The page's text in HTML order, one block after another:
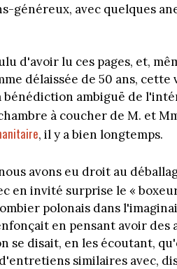
généreux, avec quelques
d'avoir lu ces pages, et,
délaissée de 50 ans,
ambiguë de
à coucher de M. et
, il y a bien longtemps.
avons eu droit au
en invité surprise le «
polonais dans
en pensant avoir des
se disait, en les écoutant,
similaires avec,